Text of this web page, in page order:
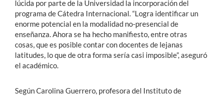
lúcida por parte de la Universidad la incorporación del
programa de Cátedra Internacional. “Logra identificar un
enorme potencial en la modalidad no-presencial de
enseñanza. Ahora se ha hecho manifiesto, entre otras
cosas, que es posible contar con docentes de lejanas
latitudes, lo que de otra forma sería casi imposible”, aseguró
el académico.
Según Carolina Guerrero, profesora del Instituto de